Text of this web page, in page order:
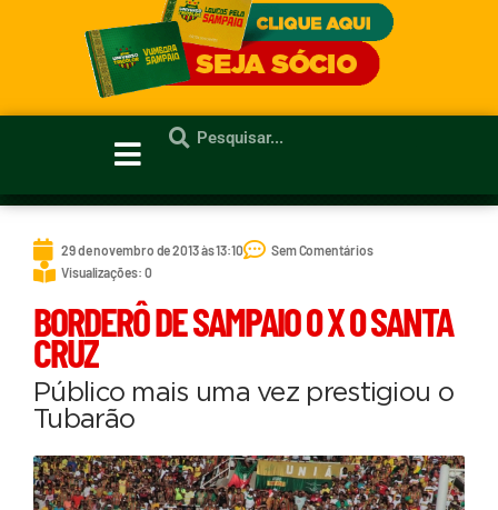
29 de novembro de 2013 às 13:10
Sem Comentários
Visualizações: 0
BORDERÔ DE SAMPAIO 0 X 0 SANTA
CRUZ
Público mais uma vez prestigiou o
Tubarão